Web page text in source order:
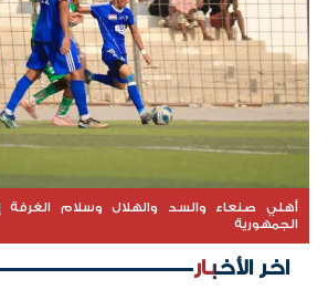
أهلي صنعاء والسد والهلال وسلام
الجمهورية
اخر الأخبار